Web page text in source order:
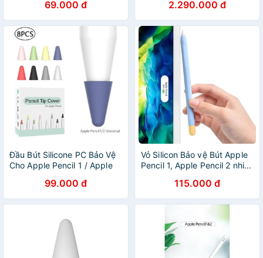
69.000 đ 2.290.000 đ
Đầu Bút Silicone PC Bảo Vệ
Cho Apple Pencil 1 / Apple
99.000 đ
Vỏ Silicon Bảo vệ Bút Apple
Pencil 1, Apple Pencil 2 nhiều
115.000 đ